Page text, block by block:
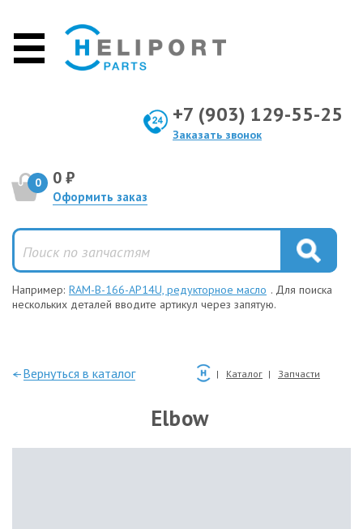
+7 (903) 129-55-25
Заказать звонок
0 0 ₽
Оформить заказ
Например: RAM-B-166-AP14U, редукторное масло . Для поиска
нескольких деталей вводите артикул через запятую.
—Вернуться в каталог Каталог Запчасти
Elbow